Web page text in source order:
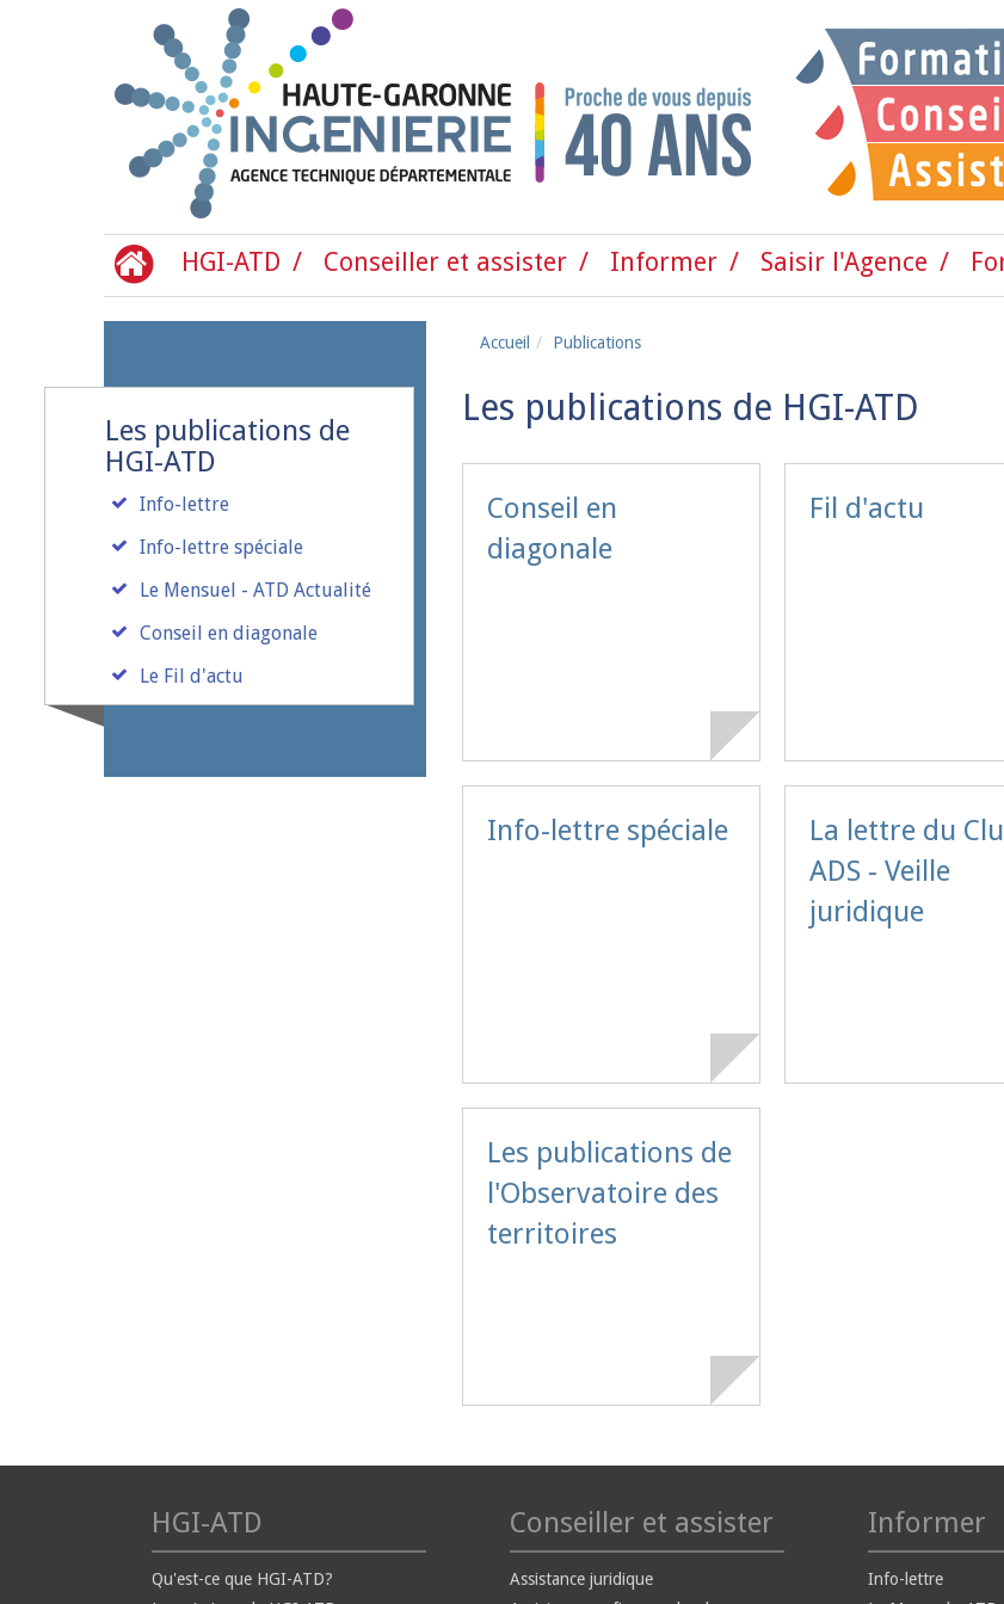
HGI-ATD Conseiller et assister Informer Saisir l'Agence
Les publications de
HGI-ATD
Info-lettre
Info-lettre spéciale
Le Mensuel - ATD Actualité
Conseil en diagonale
Le Fil d'actu
Accueil Publications
Les publications de HGI-ATD
Conseil en
diagonale
Fil d'actu
Info-lettre spéciale
La lettre du
ADS - Veille
juridique
Les publications de
l'Observatoire des
territoires
HGI-ATD
Qu'est-ce que HGI-ATD?
Conseiller et assister
Assistance juridique
Informer
Info-lettre